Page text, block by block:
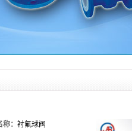
： 衬氟球阀